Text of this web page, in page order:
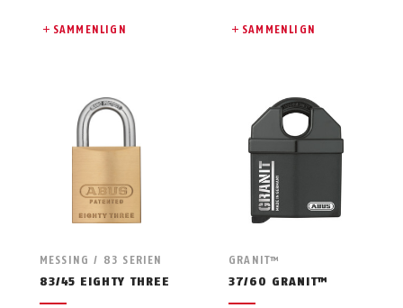
SAMMENLIGN SAMMENLIGN
MESSING / 83 SERIEN
83/45 EIGHTY THREE
GRANIT™
37/60 GRANIT™